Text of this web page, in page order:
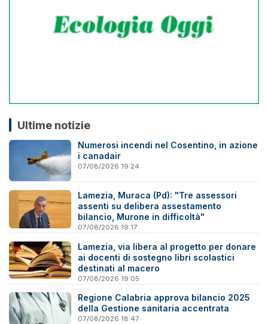
Ultime notizie
Numerosi incendi nel Cosentino, in azione
i canadair
07/08/2026 19:24
Lamezia, Muraca (Pd): "Tre assessori
assenti su delibera assestamento
bilancio, Murone in difficoltà"
07/08/2026 19:17
Lamezia, via libera al progetto per donare
ai docenti di sostegno libri scolastici
destinati al macero
07/08/2026 19:05
Regione Calabria approva bilancio 2025
della Gestione sanitaria accentrata
07/08/2026 18:47